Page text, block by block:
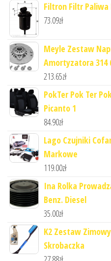
Filtron Filtr Paliwa
73.09zł
Meyle Zestaw
Amortyzatora 314
213.65zł
PokTer Pok Ter
Picanto 1
84.90zł
Lago Czujniki
Markowe
119.00zł
Ina Rolka
Benz. Diesel
35.00zł
K2 Zestaw
Skrobaczka